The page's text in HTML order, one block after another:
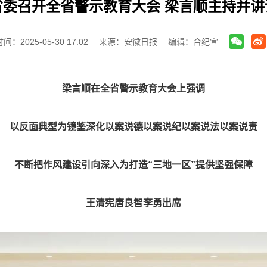
召开全省警示教育大会 梁言顺主持并
间：2025-05-30 17:02 来源：安徽日报 编辑：合纪宣
梁言顺在全省警示教育大会上强调
以反面典型为镜鉴深化以案说德以案说纪以案说法以案说责
不断把作风建设引向深入为打造“三地一区”提供坚强保障
王清宪唐良智李勇出席